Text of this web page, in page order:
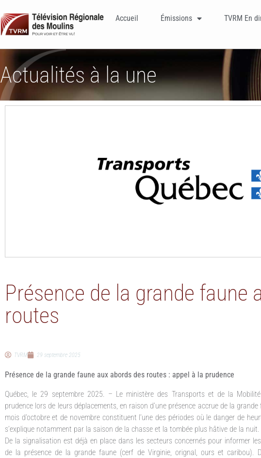
Accueil Émissions TVRM En
Actualités à la une
Présence de la grande faune
routes
TVRM 29 septembre 2025
Présence de la grande faune aux abords des routes : appel à la prudence
Québec, le 29 septembre 2025. – Le ministère des Transports et de la
prudence lors de leurs déplacements, en raison d’une présence accrue de la
mois d’octobre et de novembre constituent l’une des périodes où le danger de
s’explique notamment par la saison de la chasse et la tombée plus hâtive de la nuit.
De la signalisation est déjà en place dans les secteurs concernés pour informer
de la présence de la grande faune (cerf de Virginie, orignal, ours et caribou).